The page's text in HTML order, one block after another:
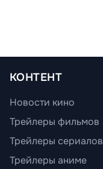
КОНТЕНТ
Новости кино
Трейлеры фильмов
Трейлеры сериалов
Трейлеры аниме